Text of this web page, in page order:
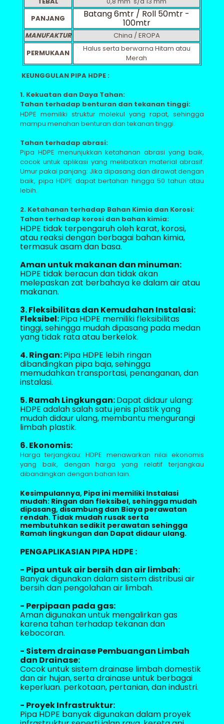
PANJANG
Batang 6mtr / Roll 50mtr -
100mtr
MANUFAKTUR
China / EROPA
PERMUKAAN
Halus serta berwarna Hitam atau
Merah
KEUNGGULAN PIPA HDPE :
1. Kekuatan dan Daya Tahan:
Tahan terhadap benturan dan tekanan tinggi:
HDPE memiliki struktur molekul yang rapat, sehingga
mampu menahan benturan dan tekanan tinggi.
Tahan terhadap abrasi:
Pipa HDPE menunjukkan ketahanan abrasi yang baik,
cocok untuk aplikasi yang melibatkan material abrasif.
Umur pakai panjang: Jika dipasang dan dirawat dengan
baik, pipa HDPE dapat bertahan hingga 50 tahun atau
lebih.
2. Ketahanan terhadap Bahan Kimia dan Korosi:
Tahan terhadap korosi dan bahan kimia:
HDPE tidak terpengaruh oleh karat, korosi,
atau reaksi dengan berbagai bahan kimia,
termasuk asam dan basa.
Aman untuk makanan dan minuman:
HDPE tidak beracun dan tidak akan
melepaskan zat berbahaya ke dalam air atau
makanan.
3. Fleksibilitas dan Kemudahan Instalasi:
Fleksibel:Pipa HDPE memiliki fleksibilitas
tinggi, sehingga mudah dipasang pada medan
yang tidak rata atau berkelok.
4. Ringan:Pipa HDPE lebih ringan
dibandingkan pipa baja, sehingga
memudahkan transportasi, penanganan, dan
instalasi.
5. Ramah Lingkungan:Dapat didaur ulang:
HDPE adalah salah satu jenis plastik yang
mudah didaur ulang, membantu mengurangi
limbah plastik.
6. Ekonomis:
Harga terjangkau: HDPE menawarkan nilai ekonomis
yang baik, dengan harga yang relatif terjangkau
dibandingkan dengan bahan lain.
Kesimpulannya, Pipa ini memiliki Instalasi
mudah: Ringan dan fleksibel, sehingga mudah
dipasang, disambung dan Biaya perawatan
rendah. Tidak mudah rusak serta
membutuhkan sedikit perawatan sehingga
Ramah lingkungan dan Dapat didaur ulang.
PENGAPLIKASIAN PIPA HDPE :
- Pipa untuk air bersih dan air limbah:
Banyak digunakan dalam sistem distribusi air
bersih dan pengolahan air limbah.
- Perpipaan pada gas:
Aman digunakan untuk mengalirkan gas
karena tahan terhadap tekanan dan
kebocoran.
- Sistem drainase Pembuangan Limbah
dan Drainase:
Cocok untuk sistem drainase limbah domestik
dan air hujan, serta drainase untuk berbagai
keperluan. perkotaan, pertanian, dan industri.
- Proyek Infrastruktur:
Pipa HDPE banyak digunakan dalam proyek